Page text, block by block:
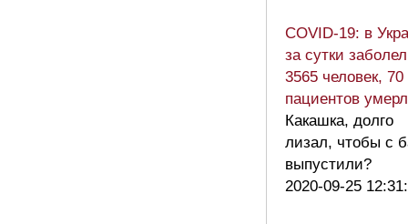
COVID-19: в
за сутки
3565 человек, 70
пациентов
Какашка, долго
лизал, чтобы с
выпустили?
2020-09-25